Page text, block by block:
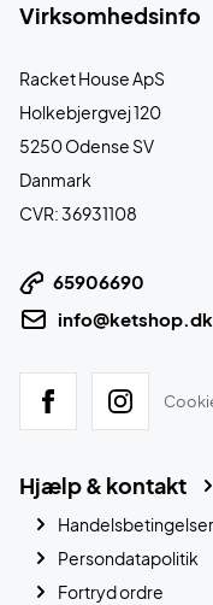
Virksomhedsinfo
Racket House ApS
Holkebjergvej 120
5250 Odense SV
Danmark
CVR: 36931108
65906690
info@ketshop.dk
Hjælp & kontakt
Handelsbetingelser
Persondatapolitik
Fortryd ordre